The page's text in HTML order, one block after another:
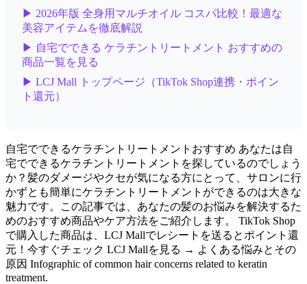
▶ 2026年版 全身用マルチオイル コスパ比較！最適な
美容アイテムを徹底解説
▶ 自宅でできる ケラチントリートメント おすすめの
商品一覧を見る
▶ LCJ Mall トップページ（TikTok Shop連携・ポイン
ト還元）
自宅でできるケラチントリートメントおすすめ あなたは自
宅でできるケラチントリートメントを探しているのでしょう
か？髪のダメージやクセが気になる方にとって、サロンに行
かずとも簡単にケラチントリートメントができるのは大きな
魅力です。この記事では、あなたの髪のお悩みを解決するた
めのおすすめ商品やケア方法をご紹介します。 TikTok Shop
で購入した商品は、LCJ Mallでレシートを送るとポイント還
元！今すぐチェック LCJ Mallを見る → よくある悩みとその
原因 Infographic of common hair concerns related to keratin
treatment.